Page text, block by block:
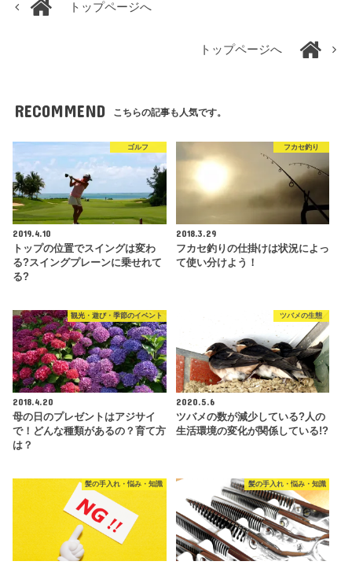
トップページへ
トップページへ
RECOMMEND こちらの記事も人気です。
ゴルフ
2019.4.10
トップの位置でスイングは変わ
る?スイングプレーンに乗せれて
る?
フカセ釣り
2018.3.29
フカセ釣りの仕掛けは状況によっ
て使い分けよう！
観光・遊び・季節のイベント
2018.4.20
母の日のプレゼントはアジサイ
で！どんな種類があるの？育て方
は？
ツバメの生態
2020.5.6
ツバメの数が減少している?人の
生活環境の変化が関係している!?
髪の手入れ・悩み・知識 髪の手入れ・悩み・知識